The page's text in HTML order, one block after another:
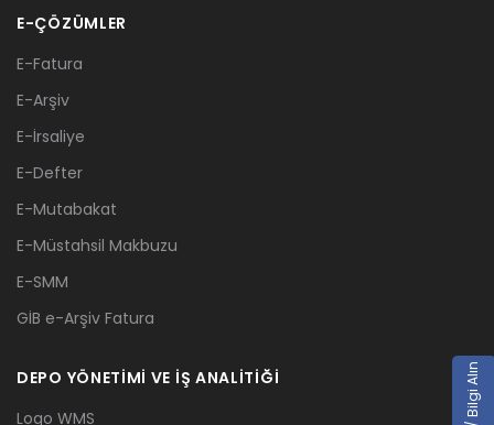
E-ÇÖZÜMLER
E-Fatura
E-Arşiv
E-İrsaliye
E-Defter
E-Mutabakat
E-Müstahsil Makbuzu
E-SMM
GİB e-Arşiv Fatura
DEPO YÖNETİMİ VE İŞ ANALİTİĞİ
Logo WMS